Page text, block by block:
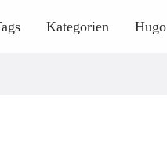
Kategorien Hugo